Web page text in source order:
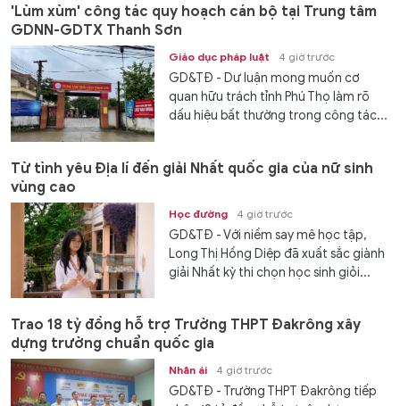
'Lùm xùm' công tác quy hoạch cán bộ tại Trung tâm
GDNN-GDTX Thanh Sơn
Giáo dục pháp luật 4 giờ trước
GD&TĐ - Dư luận mong muốn cơ
quan hữu trách tỉnh Phú Thọ làm rõ
dấu hiệu bất thường trong công tác...
Từ tình yêu Địa lí đến giải Nhất quốc gia của nữ sinh
vùng cao
Học đường 4 giờ trước
GD&TĐ - Với niềm say mê học tập,
Long Thị Hồng Diệp đã xuất sắc giành
giải Nhất kỳ thi chọn học sinh giỏi...
Trao 18 tỷ đồng hỗ trợ Trường THPT Đakrông xây
dựng trường chuẩn quốc gia
Nhân ái 4 giờ trước
GD&TĐ - Trường THPT Đakrông tiếp